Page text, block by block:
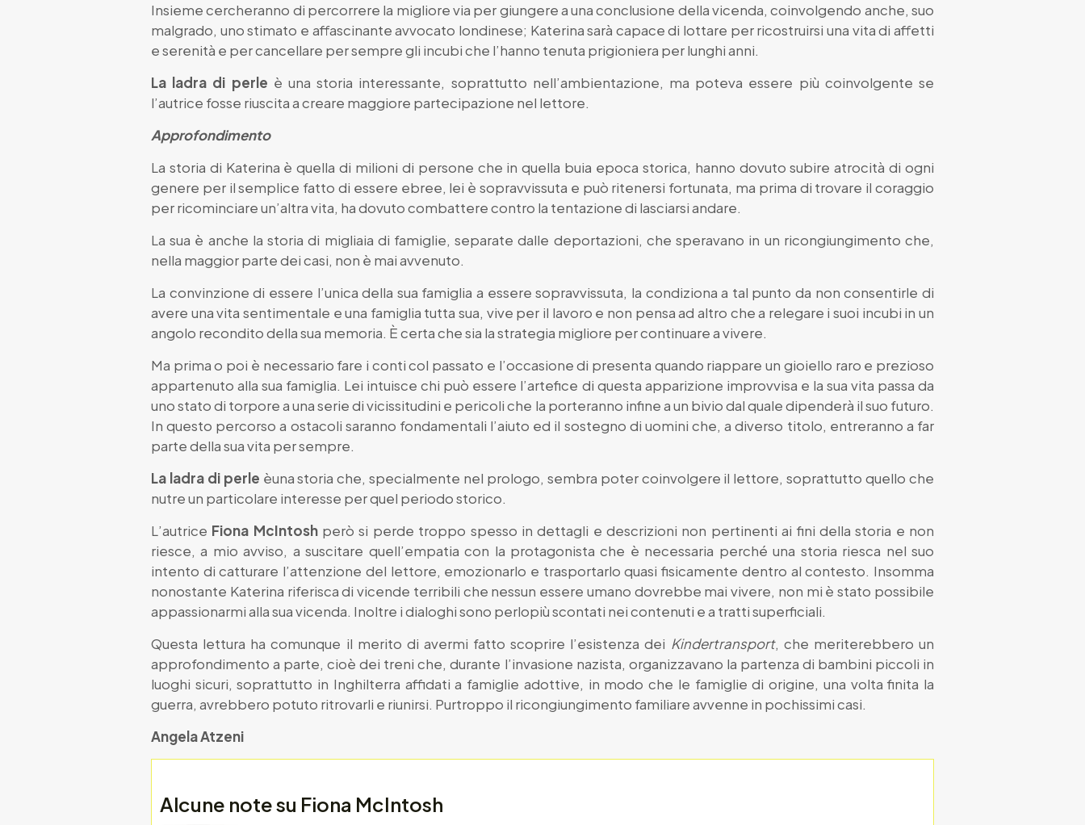
Insieme cercheranno di percorrere la migliore via per giungere a una conclusione della vicenda, coinvolgendo anche, suo
malgrado, uno stimato e affascinante avvocato londinese; Katerina sarà capace di lottare per ricostruirsi una vita di affetti
e serenità e per cancellare per sempre gli incubi che l’hanno tenuta prigioniera per lunghi anni.
La ladra di perle è una storia interessante, soprattutto nell’ambientazione, ma poteva essere più coinvolgente se
l’autrice fosse riuscita a creare maggiore partecipazione nel lettore.
Approfondimento
La storia di Katerina è quella di milioni di persone che in quella buia epoca storica, hanno dovuto subire atrocità di ogni
genere per il semplice fatto di essere ebree, lei è sopravvissuta e può ritenersi fortunata, ma prima di trovare il coraggio
per ricominciare un’altra vita, ha dovuto combattere contro la tentazione di lasciarsi andare.
La sua è anche la storia di migliaia di famiglie, separate dalle deportazioni, che speravano in un ricongiungimento che,
nella maggior parte dei casi, non è mai avvenuto.
La convinzione di essere l’unica della sua famiglia a essere sopravvissuta, la condiziona a tal punto da non consentirle di
avere una vita sentimentale e una famiglia tutta sua, vive per il lavoro e non pensa ad altro che a relegare i suoi incubi in un
angolo recondito della sua memoria. È certa che sia la strategia migliore per continuare a vivere.
Ma prima o poi è necessario fare i conti col passato e l’occasione di presenta quando riappare un gioiello raro e prezioso
appartenuto alla sua famiglia. Lei intuisce chi può essere l’artefice di questa apparizione improvvisa e la sua vita passa da
uno stato di torpore a una serie di vicissitudini e pericoli che la porteranno infine a un bivio dal quale dipenderà il suo futuro.
In questo percorso a ostacoli saranno fondamentali l’aiuto ed il sostegno di uomini che, a diverso titolo, entreranno a far
parte della sua vita per sempre.
La ladra di perle èuna storia che, specialmente nel prologo, sembra poter coinvolgere il lettore, soprattutto quello che
nutre un particolare interesse per quel periodo storico.
L’autrice Fiona McIntoshperò si perde troppo spesso in dettagli e descrizioni non pertinenti ai fini della storia e non
riesce, a mio avviso, a suscitare quell’empatia con la protagonista che è necessaria perché una storia riesca nel suo
intento di catturare l’attenzione del lettore, emozionarlo e trasportarlo quasi fisicamente dentro al contesto. Insomma
nonostante Katerina riferisca di vicende terribili che nessun essere umano dovrebbe mai vivere, non mi è stato possibile
appassionarmi alla sua vicenda. Inoltre i dialoghi sono perlopiù scontati nei contenuti e a tratti superficiali.
Questa lettura ha comunque il merito di avermi fatto scoprire l’esistenza dei Kindertransport, che meriterebbero un
approfondimento a parte, cioè dei treni che, durante l’invasione nazista, organizzavano la partenza di bambini piccoli in
luoghi sicuri, soprattutto in Inghilterra affidati a famiglie adottive, in modo che le famiglie di origine, una volta finita la
guerra, avrebbero potuto ritrovarli e riunirsi. Purtroppo il ricongiungimento familiare avvenne in pochissimi casi.
Angela Atzeni
Alcune note su Fiona McIntosh